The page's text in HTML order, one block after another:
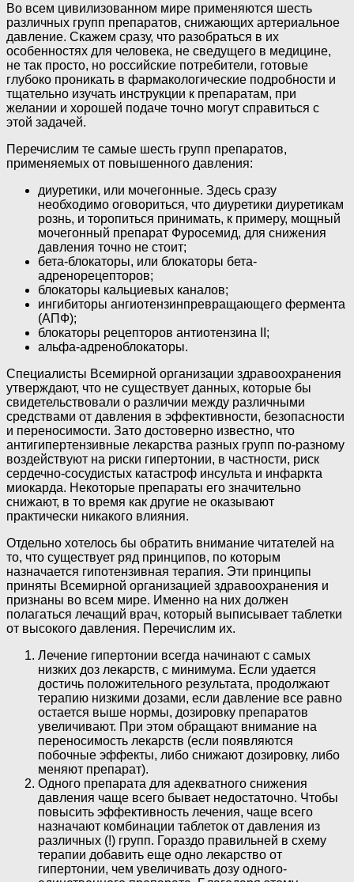
Во всем цивилизованном мире применяются шесть
различных групп препаратов, снижающих артериальное
давление. Скажем сразу, что разобраться в их
особенностях для человека, не сведущего в медицине,
не так просто, но российские потребители, готовые
глубоко проникать в фармакологические подробности и
тщательно изучать инструкции к препаратам, при
желании и хорошей подаче точно могут справиться с
этой задачей.
Перечислим те самые шесть групп препаратов,
применяемых от повышенного давления:
диуретики, или мочегонные. Здесь сразу
необходимо оговориться, что диуретики диуретикам
рознь, и торопиться принимать, к примеру, мощный
мочегонный препарат Фуросемид, для снижения
давления точно не стоит;
бета-блокаторы, или блокаторы бета-
адренорецепторов;
блокаторы кальциевых каналов;
ингибиторы ангиотензинпревращающего фермента
(АПФ);
блокаторы рецепторов антиотензина II;
альфа-адреноблокаторы.
Специалисты Всемирной организации здравоохранения
утверждают, что не существует данных, которые бы
свидетельствовали о различии между различными
средствами от давления в эффективности, безопасности
и переносимости. Зато достоверно известно, что
антигипертензивные лекарства разных групп по-разному
воздействуют на риски гипертонии, в частности, риск
сердечно-сосудистых катастроф инсульта и инфаркта
миокарда. Некоторые препараты его значительно
снижают, в то время как другие не оказывают
практически никакого влияния.
Отдельно хотелось бы обратить внимание читателей на
то, что существует ряд принципов, по которым
назначается гипотензивная терапия. Эти принципы
приняты Всемирной организацией здравоохранения и
признаны во всем мире. Именно на них должен
полагаться лечащий врач, который выписывает таблетки
от высокого давления. Перечислим их.
Лечение гипертонии всегда начинают с самых
низких доз лекарств, с минимума. Если удается
достичь положительного результата, продолжают
терапию низкими дозами, если давление все равно
остается выше нормы, дозировку препаратов
увеличивают. При этом обращают внимание на
переносимость лекарств (если появляются
побочные эффекты, либо снижают дозировку, либо
меняют препарат).
Одного препарата для адекватного снижения
давления чаще всего бывает недостаточно. Чтобы
повысить эффективность лечения, чаще всего
назначают комбинации таблеток от давления из
различных (!) групп. Гораздо правильней в схему
терапии добавить еще одно лекарство от
гипертонии, чем увеличивать дозу одного-